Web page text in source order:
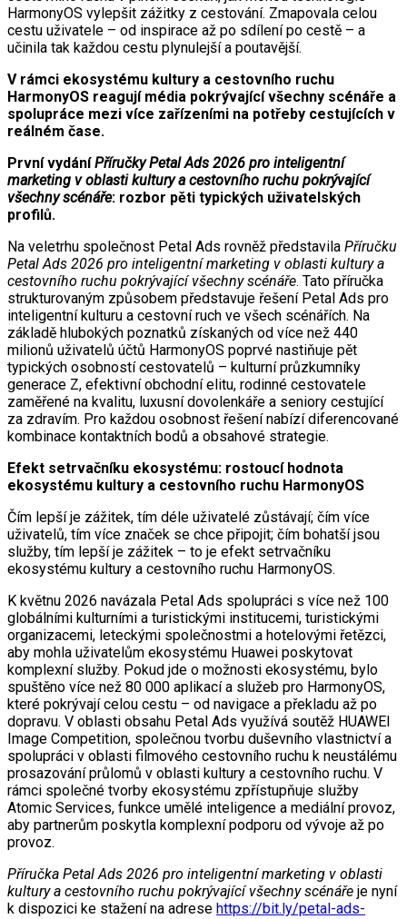
HarmonyOS vylepšit zážitky z cestování. Zmapovala celou
cestu uživatele – od inspirace až po sdílení po cestě – a
učinila tak každou cestu plynulejší a poutavější.
V rámci ekosystému kultury a cestovního ruchu
HarmonyOS reagují média pokrývající všechny scénáře a
spolupráce mezi více zařízeními na potřeby cestujících v
reálném čase.
První vydáníPříručky Petal Ads 2026 pro inteligentní
marketing v oblasti kultury a cestovního ruchu pokrývající
všechny scénáře: rozbor pěti typických uživatelských
profilů.
Na veletrhu společnost Petal Ads rovněž představila Příručku
Petal Ads 2026 pro inteligentní marketing v oblasti kultury a
cestovního ruchu pokrývající všechny scénáře. Tato příručka
strukturovaným způsobem představuje řešení Petal Ads pro
inteligentní kulturu a cestovní ruch ve všech scénářích. Na
základě hlubokých poznatků získaných od více než 440
milionů uživatelů účtů HarmonyOS poprvé nastiňuje pět
typických osobností cestovatelů – kulturní průzkumníky
generace Z, efektivní obchodní elitu, rodinné cestovatele
zaměřené na kvalitu, luxusní dovolenkáře a seniory cestující
za zdravím. Pro každou osobnost řešení nabízí diferencované
kombinace kontaktních bodů a obsahové strategie.
Efekt setrvačníku ekosystému: rostoucí hodnota
ekosystému kultury a cestovního ruchu HarmonyOS
Čím lepší je zážitek, tím déle uživatelé zůstávají; čím více
uživatelů, tím více značek se chce připojit; čím bohatší jsou
služby, tím lepší je zážitek – to je efekt setrvačníku
ekosystému kultury a cestovního ruchu HarmonyOS.
K květnu 2026 navázala Petal Ads spolupráci s více než 100
globálními kulturními a turistickými institucemi, turistickými
organizacemi, leteckými společnostmi a hotelovými řetězci,
aby mohla uživatelům ekosystému Huawei poskytovat
komplexní služby. Pokud jde o možnosti ekosystému, bylo
spuštěno více než 80 000 aplikací a služeb pro HarmonyOS,
které pokrývají celou cestu – od navigace a překladu až po
dopravu. V oblasti obsahu Petal Ads využívá soutěž HUAWEI
Image Competition, společnou tvorbu duševního vlastnictví a
spolupráci v oblasti filmového cestovního ruchu k neustálému
prosazování průlomů v oblasti kultury a cestovního ruchu. V
rámci společné tvorby ekosystému zpřístupňuje služby
Atomic Services, funkce umělé inteligence a mediální provoz,
aby partnerům poskytla komplexní podporu od vývoje až po
provoz.
Příručka Petal Ads 2026 pro inteligentní marketing v oblasti
kultury a cestovního ruchu pokrývající všechny scénáře je nyní
k dispozici ke stažení na adrese https://bit.ly/petal-ads-